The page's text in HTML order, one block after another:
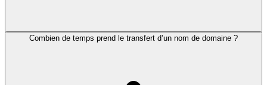
Combien de temps prend le transfert d’un nom de domaine ?